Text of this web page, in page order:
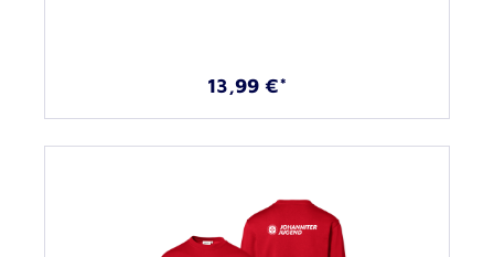
13,99 €*